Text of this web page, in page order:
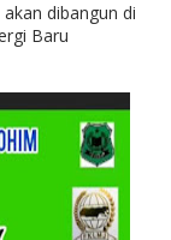
dibangun di
Baru